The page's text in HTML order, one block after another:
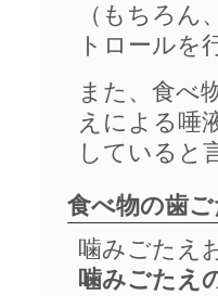
（もちろ
トロールを
また、食べ
えによる唾
していると
食べ物の歯
噛みごたえ
噛みごたえ